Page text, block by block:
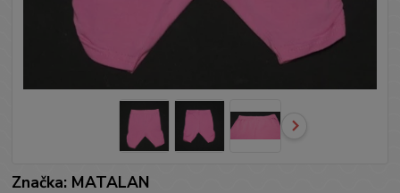
Značka: MATALAN